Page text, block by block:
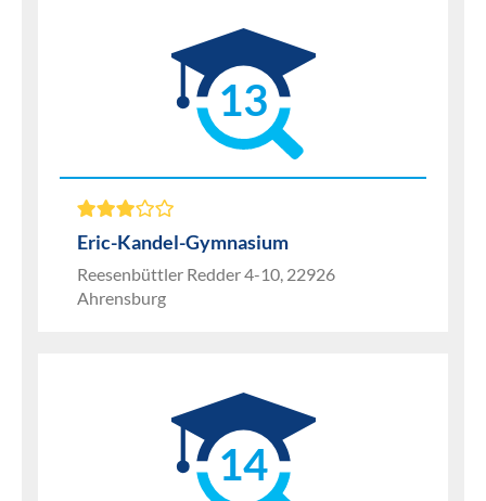
13
Eric-Kandel-Gymnasium
Reesenbüttler Redder 4-10, 22926
Ahrensburg
14